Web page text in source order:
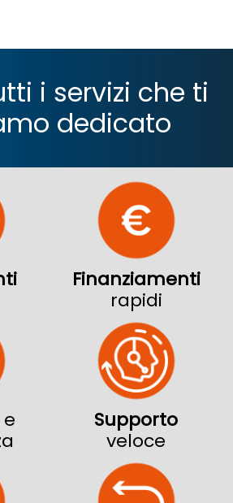
i servizi che ti
dedicato
Finanziamenti
rapidi
e
Supporto
veloce